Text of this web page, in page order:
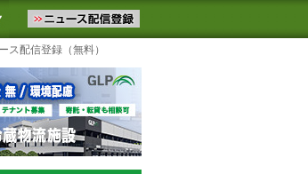
します。物流ニュースメール配信を登録す
よく見るテーマ
ス配信登録（無料）